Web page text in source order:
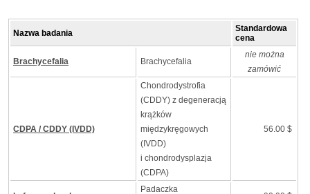
Nazwa badania
Standardowa
cena
Brachycefalia Brachycefalia
nie można
zamówić
CDPA / CDDY (IVDD)
Chondrodystrofia
(CDDY) z degeneracją
krążków
międzykręgowych
(IVDD)
i chondrodysplazja
(CDPA)
56.00 $
Padaczka